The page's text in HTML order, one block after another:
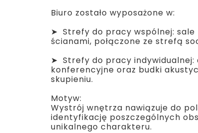
Biuro zostało wyposażone w:
➤ Strefy do pracy wspólnej:
ścianami, połączone ze strefą
➤ Strefy do pracy indywidualnej:
konferencyjne oraz budki
skupieniu.
Motyw:
Wystrój wnętrza nawiązuje do
identyfikację poszczególnych
unikalnego charakteru.